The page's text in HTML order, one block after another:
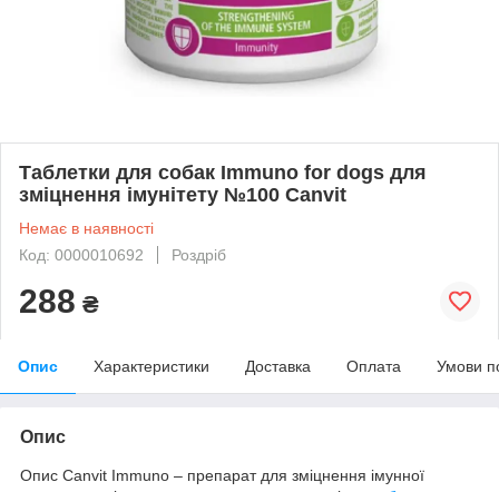
Таблетки для собак Immuno for dogs для
зміцнення імунітету №100 Canvit
Немає в наявності
Код: 0000010692
Роздріб
288 ₴
Опис Характеристики Доставка Оплата Умови
Опис
Опис Canvit Immuno – препарат для зміцнення імунної